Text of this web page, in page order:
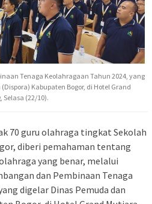
Tenaga Keolahragaan Tahun 2024, yang
Kabupaten Bogor, di Hotel Grand
(22/10).
70 guru olahraga tingkat Sekolah
diberi pemahaman tentang
yang benar, melalui
dan Pembinaan Tenaga
digelar Dinas Pemuda dan